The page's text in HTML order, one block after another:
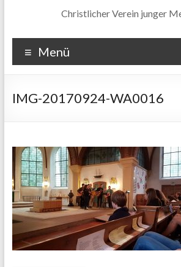
Christlicher Verein junger
Menü
IMG-20170924-WA0016